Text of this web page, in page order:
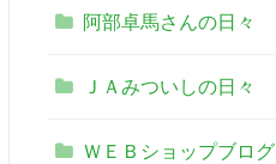
阿部卓馬さんの日々
ＪＡみついしの日々
ＷＥＢショップブログ